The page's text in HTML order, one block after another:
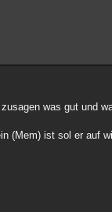
was gut und
(Mem) ist sol er auf